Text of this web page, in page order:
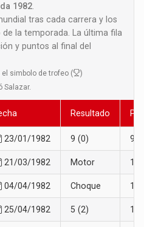
1982
tras cada carrera y los
la temporada. La última fila
y puntos al final del
el simbolo de trofeo (
)
Salazar.
Resultado
23/01/1982 9 (0) 9
21/03/1982 Motor 14
04/04/1982 Choque 16
25/04/1982 5 (2) 14